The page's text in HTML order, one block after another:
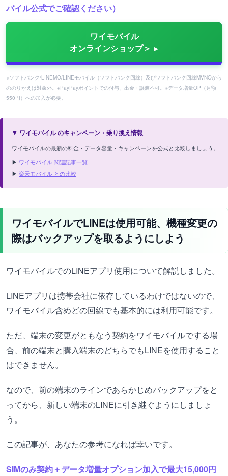
バイル公式でご確認ください）
ワイモバイル
オンラインショップ＞
※ソフトバンク/LINEMO/LINEモバイル（ソフトバンク回線）及びソフトバンク回線MVNOから
ののりかえは対象外。※PayPayポイントでの付与、出金・譲渡不可。※データ増量OP（月額
550円）への加入が必要。
▼ ワイモバイル のキャンペーン・乗り換え情報
ワイモバイルの最新の料金・データ容量・キャンペーンを公式と比較しましょう。
▶ ワイモバイル 関連記事一覧
▶ 楽天モバイル との比較
ワイモバイルでLINEは使用可能、機種変更の
際はバックアップを取るようにしよう
ワイモバイルでのLINEアプリ使用について解説しました。
LINEアプリは携帯会社に依存しているわけではないので、
ワイモバイル含めどの回線でも基本的には利用可能です。
ただ、端末の変更がともなう契約をワイモバイルでする場
合、前の端末と購入端末のどちらでもLINEを使用すること
はできません。
なので、前の端末のラインであらかじめバックアップをと
ってから、新しい端末のLINEに引き継ぐようにしましょ
う。
この記事が、あなたの参考になれば幸いです。
SIMのみ契約＋データ増量オプション加入で最大15,000円